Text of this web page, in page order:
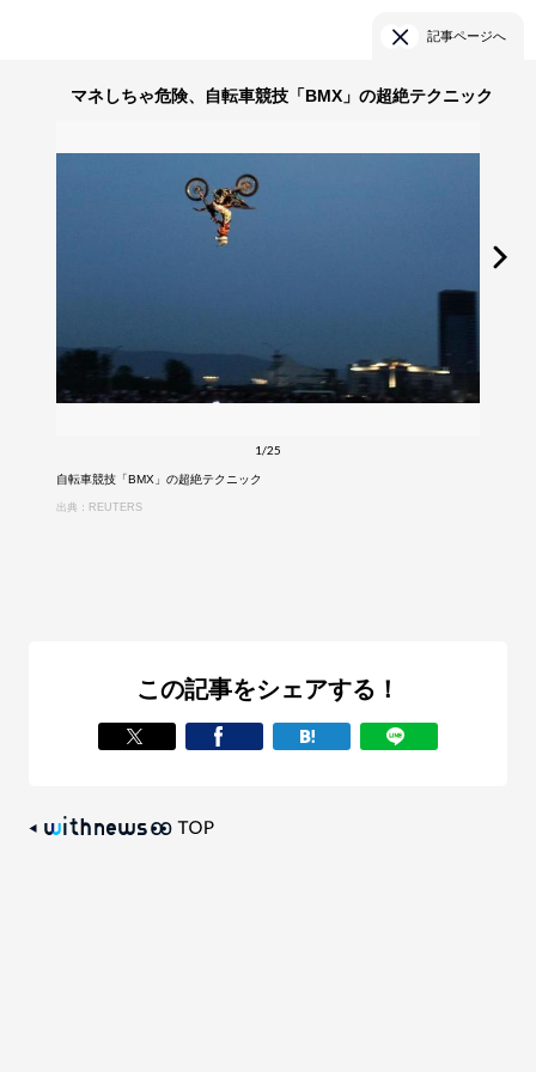
記事ページへ
マネしちゃ危険、自転車競技「BMX」の超絶テクニック
1/25
自転車競技「BMX」の超絶テクニック
出典：REUTERS
この記事をシェアする！